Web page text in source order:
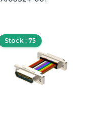
Stock : 75